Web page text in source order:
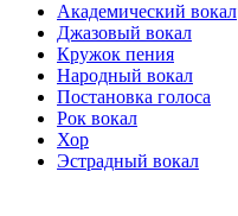
Академический вокал
Джазовый вокал
Кружок пения
Народный вокал
Постановка голоса
Рок вокал
Хор
Эстрадный вокал